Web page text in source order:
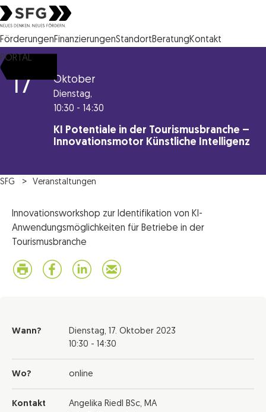
Steirische Wirtschaftsförderungsgesellschaft mbH SFG Logo
FörderungenFinanzierungenStandortBeratungKontakt
PORTAL
17 Oktober
Dienstag,
10:30 - 14:30
KI Potentiale in der Tourismusbranche –
Innovationsmotor Künstliche Intelligenz
SFG Veranstaltungen
Innovationsworkshop zur Identifikation von KI-
Anwendungsmöglichkeiten für Betriebe in der
Tourismusbranche
Wann? Dienstag, 17. Oktober 2023
10:30 - 14:30
Wo? online
Kontakt
Angelika Riedl BSc, MA